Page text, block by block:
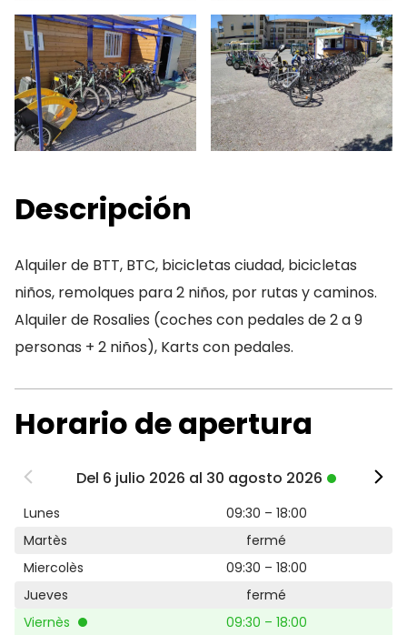
Descripción
Alquiler de BTT, BTC, bicicletas ciudad, bicicletas
niños, remolques para 2 niños, por rutas y caminos.
Alquiler de Rosalies (coches con pedales de 2 a 9
personas + 2 niños), Karts con pedales.
Horario de apertura
Del 6 julio 2026 al 30 agosto 2026
Lunes
09:30 – 18:00
Martès
fermé
Miercolès
09:30 – 18:00
Jueves
fermé
Viernès
09:30 – 18:00